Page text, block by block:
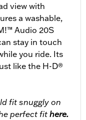
view with
a washable,
Audio 20S
stay in touch
you ride. Its
like the H-D®
fit snuggly on
perfect fit here.